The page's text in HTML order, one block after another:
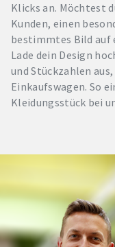
Klicks an. Möchtest
Kunden, einen
bestimmtes Bild auf
Lade dein Design
und Stückzahlen
Einkaufswagen. So
Kleidungsstück bei